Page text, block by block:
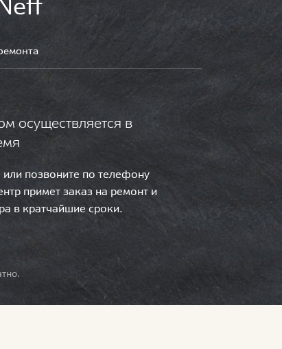
осуществляется в
или позвоните по телефону
примет заказ на ремонт и
в кратчайшие сроки.